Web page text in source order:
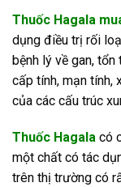
Thuốc Hagala
dụng điều trị rối
bệnh lý về gan,
cấp tính, mạn tính,
của các cấu trúc
Thuốc Hagala có
một chất có tác
trên thị trường có